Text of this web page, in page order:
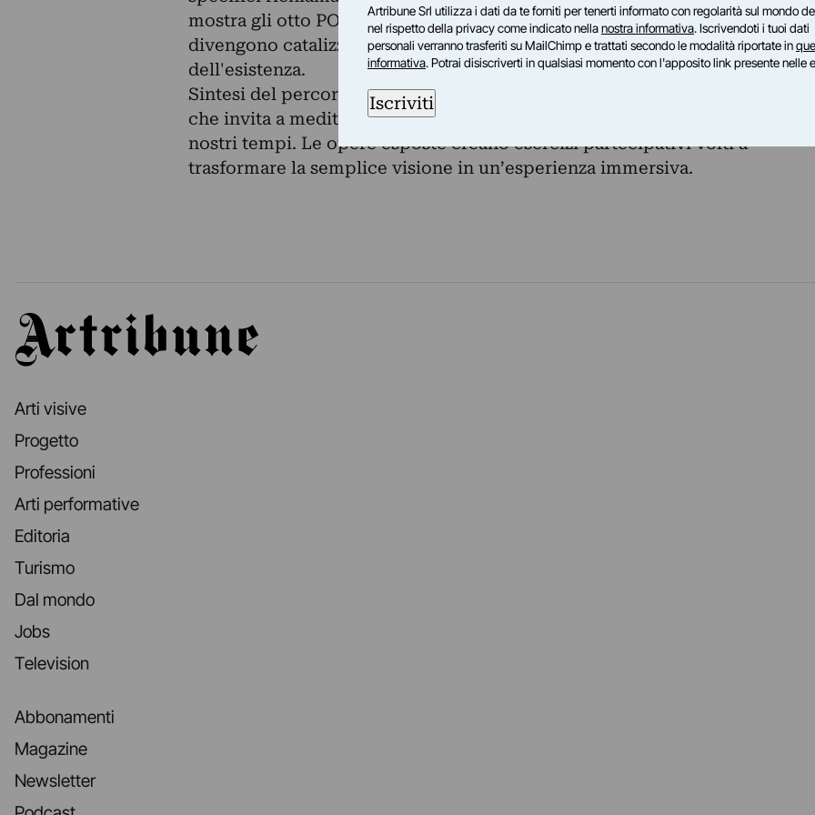
mostra gli otto POLIEDRI in legno e ottone che, in connessione tra di loro,
divengono catalizzatori di un forum di discussione sulla natura
dell'esistenza.
Sintesi del percorso è l'opera NARCISO, realizzata in alluminio riflettente,
che invita a meditare sul narcisismo estetizzante, talvolta patologico, dei
nostri tempi. Le opere esposte creano esercizi partecipativi volti a
trasformare la semplice visione in un’esperienza immersiva.
Artribune
Arti visive
Progetto
Professioni
Arti performative
Editoria
Turismo
Dal mondo
Jobs
Television
Abbonamenti
Magazine
Newsletter
Artribune Srl utilizza i dati da te forniti per tenerti informato con regolarità sul mondo
nel rispetto della privacy come indicato nellanostra informativa. Iscrivendoti i tuoi dati
personali verranno trasferiti su MailChimp e trattati secondo le modalità riportate in
informativa. Potrai disiscriverti in qualsiasi momento con l'apposito link presente nelle
Iscriviti